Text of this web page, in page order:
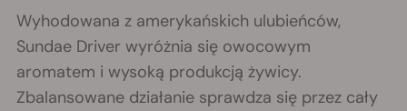
Wyhodowana z amerykańskich ulubieńców,
Sundae Driver wyróżnia się owocowym
aromatem i wysoką produkcją żywicy.
Zbalansowane działanie sprawdza się przez cały